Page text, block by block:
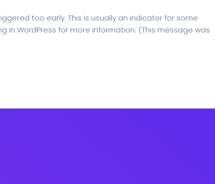
too early. This is usually an indicator for some
in WordPress for more information. (This message was